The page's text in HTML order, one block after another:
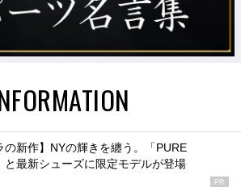
の新作】NYの輝きを纏う。「PURE
と最新シューズに限定モデルが登場
PR